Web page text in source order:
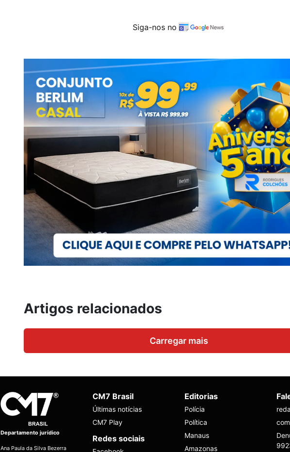
Siga-nos no
Artigos relacionados
Carregar mais
Departamento jurídico
Ana Paula da Silva Bezerra
CM7 Brasil
Últimas notícias
CM7 Play
Redes sociais
Editorias
Polícia
Política
Manaus
Amazonas